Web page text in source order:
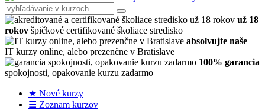
už 18
rokov špičkové certifikované školiace stredisko
absolvujte naše
IT kurzy online, alebo prezenčne v Bratislave
100% garancia
spokojnosti, opakovanie kurzu zadarmo
★ Nové kurzy
☰ Zoznam kurzov